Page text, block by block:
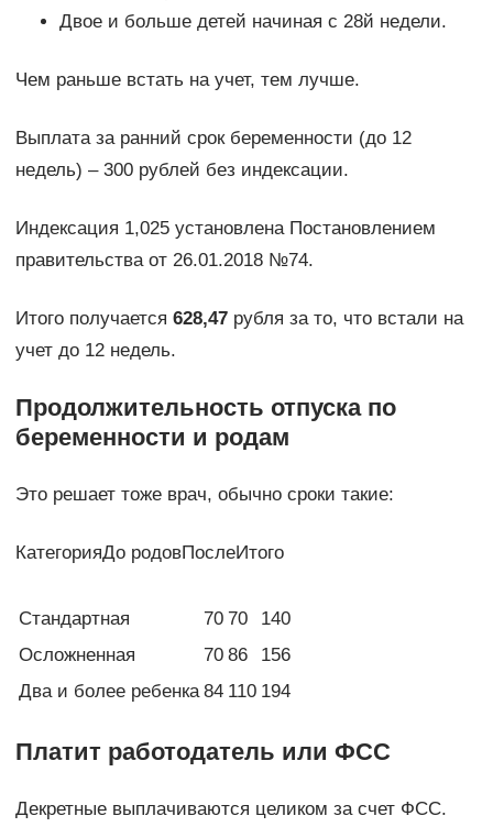
Двое и больше детей начиная с 28й недели.
Чем раньше встать на учет, тем лучше.
Выплата за ранний срок беременности (до 12
недель) – 300 рублей без индексации.
Индексация 1,025 установлена Постановлением
правительства от 26.01.2018 №74.
Итого получается 628,47рубля за то, что встали на
учет до 12 недель.
Продолжительность отпуска по
беременности и родам
Это решает тоже врач, обычно сроки такие:
КатегорияДо родовПослеИтого
Стандартная 70 70
140
Осложненная
70 86
156
Два и более ребенка 84 110 194
Платит работодатель или ФСС
Декретные выплачиваются целиком за счет ФСС.